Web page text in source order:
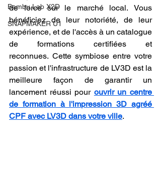
Bambu Lab X2D
SNAPMAKER U1
de force sur le marché local. Vous
bénéficiez de leur notoriété, de leur
expérience, et de l'accès à un catalogue
de formations certifiées et
reconnues. Cette symbiose entre votre
passion et l'infrastructure de LV3D est la
meilleure façon de garantir un
lancement réussi pour ouvrir un centre
de formation à l'impression 3D agréé
CPF avec LV3D dans votre ville.